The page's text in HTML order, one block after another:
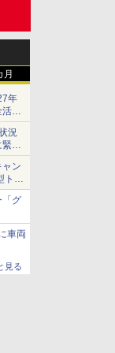
月
年
動
況
急
ン
トラ
「グ
車両
見る